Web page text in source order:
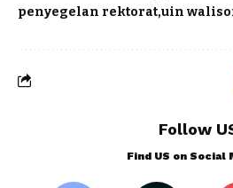
penyegelan rektorat uin
Follow
Find US on Social